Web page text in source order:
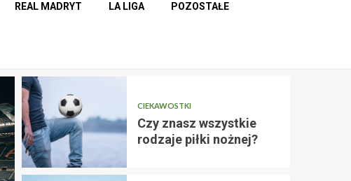
REAL MADRYT LA LIGA POZOSTAŁE
CIEKAWOSTKI
Czy znasz wszystkie
rodzaje piłki nożnej?